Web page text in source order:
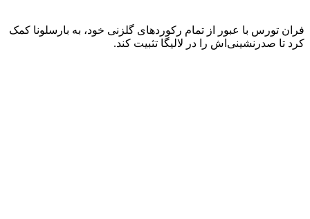
فران تورس با عبور از تمام رکوردهای گلزنی خود، به بارسلونا کمک
کرد تا صدرنشینی‌اش را در لالیگا تثبیت کند.